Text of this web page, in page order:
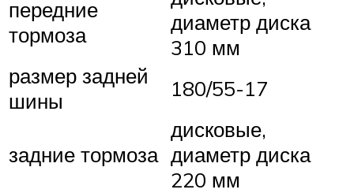
передние
тормоза
диаметр диска
310 мм
размер задней
шины
180/55-17
задние тормоза
дисковые,
диаметр диска
220 мм